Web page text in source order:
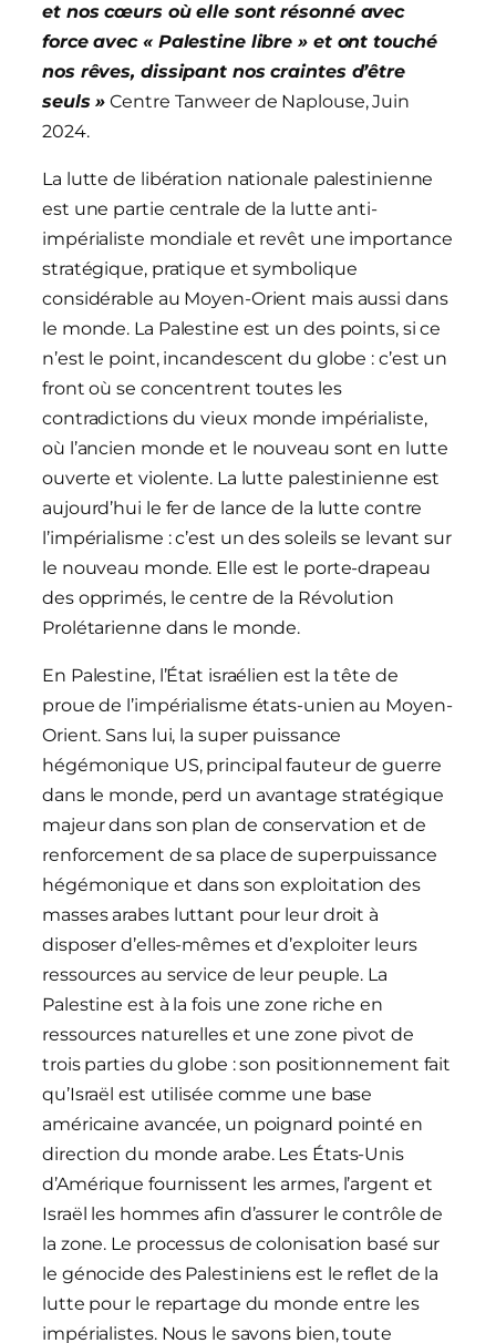
et nos cœurs où elle sont résonné avec
force avec « Palestine libre » et ont touché
nos rêves, dissipant nos craintes d’être
seuls » Centre Tanweer de Naplouse, Juin
2024.
La lutte de libération nationale palestinienne
est une partie centrale de la lutte anti-
impérialiste mondiale et revêt une importance
stratégique, pratique et symbolique
considérable au Moyen-Orient mais aussi dans
le monde. La Palestine est un des points, si ce
n’est le point, incandescent du globe : c’est un
front où se concentrent toutes les
contradictions du vieux monde impérialiste,
où l’ancien monde et le nouveau sont en lutte
ouverte et violente. La lutte palestinienne est
aujourd’hui le fer de lance de la lutte contre
l’impérialisme : c’est un des soleils se levant sur
le nouveau monde. Elle est le porte-drapeau
des opprimés, le centre de la Révolution
Prolétarienne dans le monde.
En Palestine, l’État israélien est la tête de
proue de l’impérialisme états-unien au Moyen-
Orient. Sans lui, la super puissance
hégémonique US, principal fauteur de guerre
dans le monde, perd un avantage stratégique
majeur dans son plan de conservation et de
renforcement de sa place de superpuissance
hégémonique et dans son exploitation des
masses arabes luttant pour leur droit à
disposer d’elles-mêmes et d’exploiter leurs
ressources au service de leur peuple. La
Palestine est à la fois une zone riche en
ressources naturelles et une zone pivot de
trois parties du globe : son positionnement fait
qu’Israël est utilisée comme une base
américaine avancée, un poignard pointé en
direction du monde arabe. Les États-Unis
d’Amérique fournissent les armes, l’argent et
Israël les hommes afin d’assurer le contrôle de
la zone. Le processus de colonisation basé sur
le génocide des Palestiniens est le reflet de la
lutte pour le repartage du monde entre les
impérialistes. Nous le savons bien, toute